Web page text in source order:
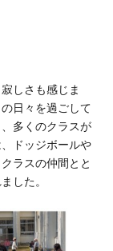
しさも感じま
日々を過ごして
多くのクラスが
ドッジボールや
ラスの仲間とと
した。